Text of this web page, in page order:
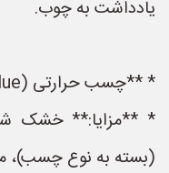
یادداشت به چوب.
* **چسب حرارتی (Hot Glue):**
* **مزایا:** خشک
(بسته به نوع چسب)،